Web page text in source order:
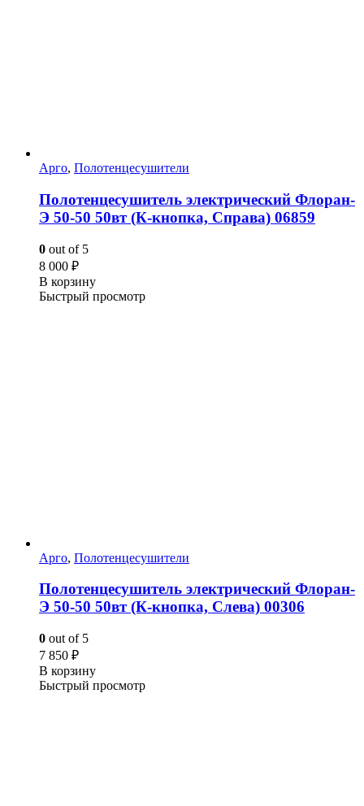
Арго, Полотенцесушители
Полотенцесушитель электрический Флоран-
Э 50-50 50вт (К-кнопка, Справа) 06859
0 out of 5
8 000 ₽
В корзину
Быстрый просмотр
Арго, Полотенцесушители
Полотенцесушитель электрический Флоран-
Э 50-50 50вт (К-кнопка, Слева) 00306
0 out of 5
7 850 ₽
В корзину
Быстрый просмотр